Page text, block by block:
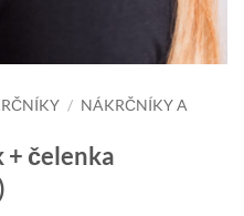
/ NÁKRČNÍKY A
čelenka